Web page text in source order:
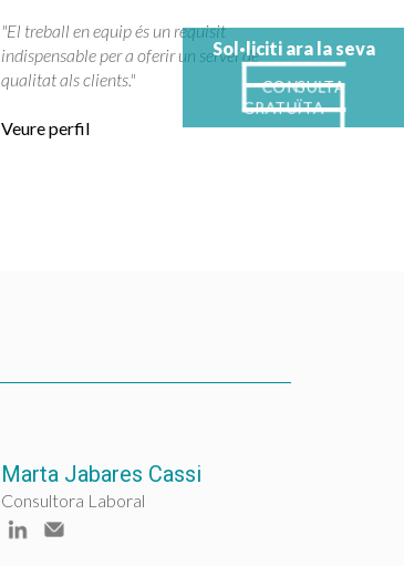
Sol·liciti ara la seva
CONSULTA
GRATUÏTA
"El treball en equip és un requisit
indispensable per a oferir un servei de
qualitat als clients."
Veure perfil
Marta Jabares Cassi
Consultora Laboral